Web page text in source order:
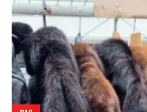
Pratite nas